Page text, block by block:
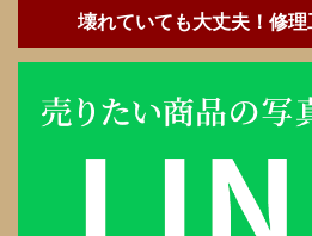
壊れていても大丈夫！修理